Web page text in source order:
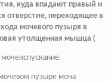
куда впадают правый и
отверстие, переходящее в
мочевого пузыря в
утолщенная мышца (
пузыре моча